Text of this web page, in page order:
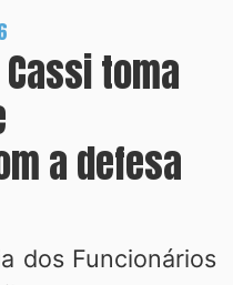
toma
a defesa
dos Funcionários